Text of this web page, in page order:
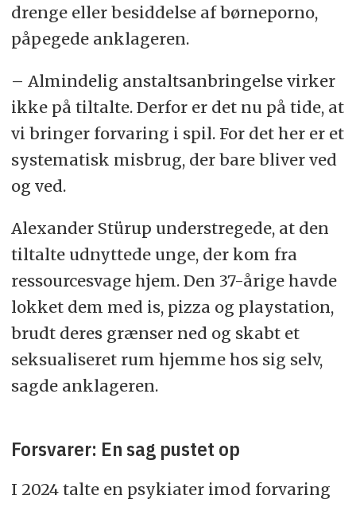
drenge eller besiddelse af børneporno,
påpegede anklageren.
– Almindelig anstaltsanbringelse virker
ikke på tiltalte. Derfor er det nu på tide, at
vi bringer forvaring i spil. For det her er et
systematisk misbrug, der bare bliver ved
og ved.
Alexander Stürup understregede, at den
tiltalte udnyttede unge, der kom fra
ressourcesvage hjem. Den 37-årige havde
lokket dem med is, pizza og playstation,
brudt deres grænser ned og skabt et
seksualiseret rum hjemme hos sig selv,
sagde anklageren.
Forsvarer: En sag pustet op
I 2024 talte en psykiater imod forvaring